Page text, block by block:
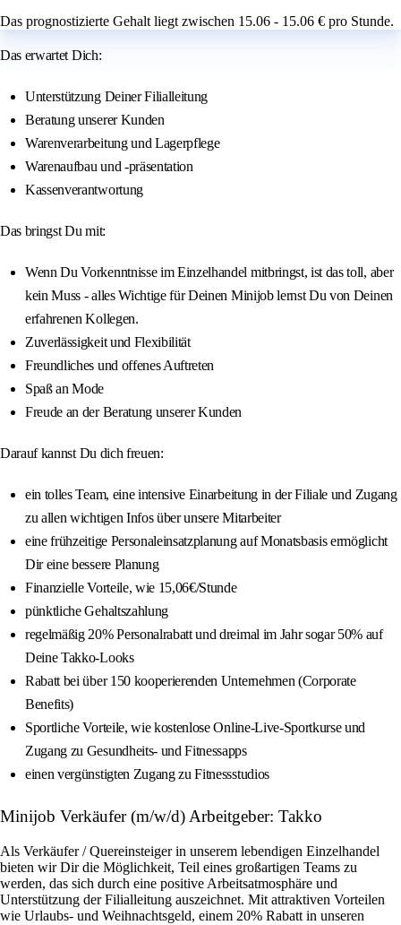
Das prognostizierte Gehalt liegt zwischen 15.06 - 15.06 € pro Stunde.
Das erwartet Dich:
Unterstützung Deiner Filialleitung
Beratung unserer Kunden
Warenverarbeitung und Lagerpflege
Warenaufbau und -präsentation
Kassenverantwortung
Das bringst Du mit:
Wenn Du Vorkenntnisse im Einzelhandel mitbringst, ist das toll, aber
kein Muss - alles Wichtige für Deinen Minijob lernst Du von Deinen
erfahrenen Kollegen.
Zuverlässigkeit und Flexibilität
Freundliches und offenes Auftreten
Spaß an Mode
Freude an der Beratung unserer Kunden
Darauf kannst Du dich freuen:
ein tolles Team, eine intensive Einarbeitung in der Filiale und Zugang
zu allen wichtigen Infos über unsere Mitarbeiter
eine frühzeitige Personaleinsatzplanung auf Monatsbasis ermöglicht
Dir eine bessere Planung
Finanzielle Vorteile, wie 15,06€/Stunde
pünktliche Gehaltszahlung
regelmäßig 20% Personalrabatt und dreimal im Jahr sogar 50% auf
Deine Takko-Looks
Rabatt bei über 150 kooperierenden Unternehmen (Corporate
Benefits)
Sportliche Vorteile, wie kostenlose Online-Live-Sportkurse und
Zugang zu Gesundheits- und Fitnessapps
einen vergünstigten Zugang zu Fitnessstudios
Minijob Verkäufer (m/w/d) Arbeitgeber: Takko
Als Verkäufer / Quereinsteiger in unserem lebendigen Einzelhandel
bieten wir Dir die Möglichkeit, Teil eines großartigen Teams zu
werden, das sich durch eine positive Arbeitsatmosphäre und
Unterstützung der Filialleitung auszeichnet. Mit attraktiven Vorteilen
wie Urlaubs- und Weihnachtsgeld, einem 20% Rabatt in unseren